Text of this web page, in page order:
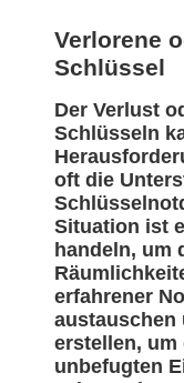
Verlorene
Schlüssel
Der Verlust
Schlüsseln
oft die
Situation ist
handeln, um
erfahrener
austauschen
erstellen, um
unbefugten